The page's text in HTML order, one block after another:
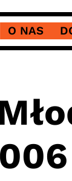
O NAS